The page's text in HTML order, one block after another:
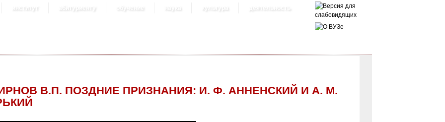
институт абитуриенту обучение наука культура деятельность
В.П. ПОЗДНИЕ ПРИЗНАНИЯ: И. Ф. АННЕНСКИЙ И А. М.